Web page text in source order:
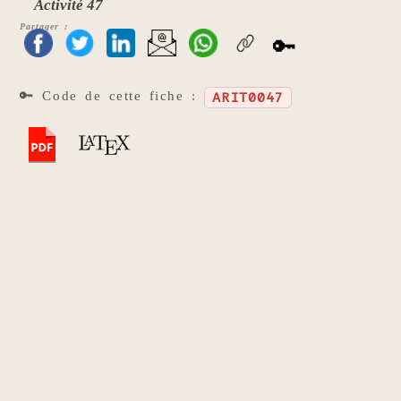
Activité 47
Partager :
🔑
🔑 Code de cette fiche : ARIT0047